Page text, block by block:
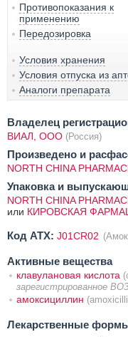
Противопоказания к
применению
Передозировка
Условия хранения
Условия отпуска из
Аналоги препарата
Владелец
ВИАЛ, ООО (Россия)
Произведено и
NORTH CHINA
Упаковка и
NORTH CHINA
или КИРОВСКАЯ
Код ATX: J01CR02
Активные вещества
клавулановая кислота
зарегистрированное
амоксициллин
Лекарственные